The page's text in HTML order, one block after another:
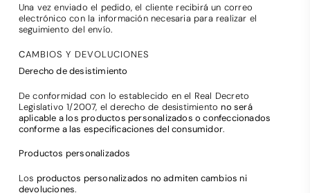
Una vez enviado el pedido, el cliente recibirá un correo
electrónico con la información necesaria para realizar el
seguimiento del envío.
CAMBIOS Y DEVOLUCIONES
Derecho de desistimiento
De conformidad con lo establecido en el Real Decreto
Legislativo 1/2007, el derecho de desistimientono será
aplicable a los productos personalizados o confeccionados
conforme a las especificaciones del consumidor.
Productos personalizados
Los productos personalizados no admiten cambios ni
devoluciones.